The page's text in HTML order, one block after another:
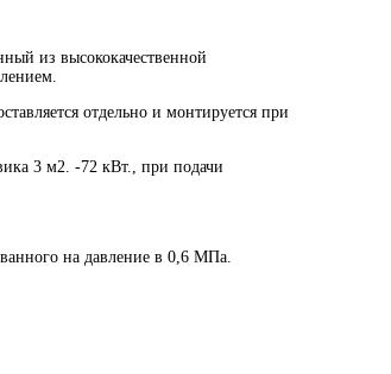
из высококачественной
отдельно и монтируется при
3 м2. -72 кВт., при подачи
на давление в 0,6 МПа.